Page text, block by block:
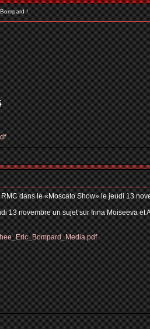
!
dans le «Moscato Show» le jeudi 13
13 novembre un sujet sur Irina Moiseeva